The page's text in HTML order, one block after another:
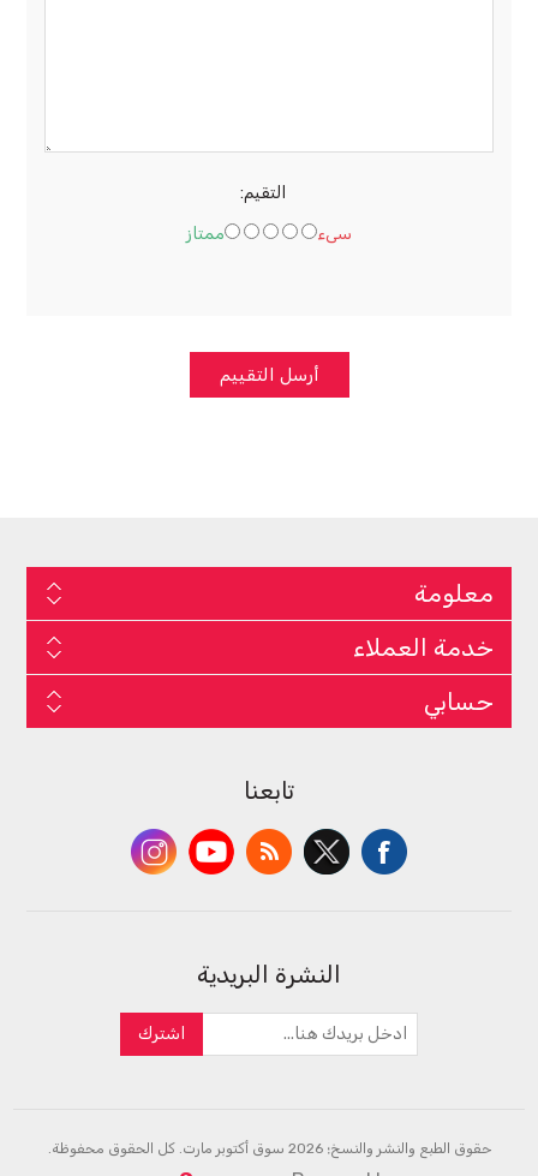
التقيم:
سىء
ممتاز
أرسل التقييم
معلومة
خدمة العملاء
حسابي
تابعنا
النشرة البريدية
اشترك
حقوق الطبع والنشر والنسخ؛ 2026 سوق أكتوبر مارت. كل الحقوق محفوظة.